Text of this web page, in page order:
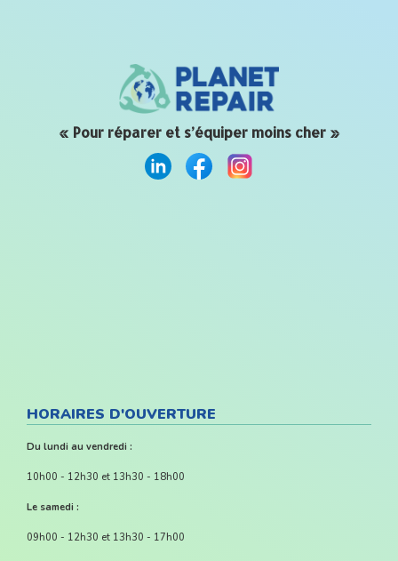
« Pour réparer et s’équiper moins cher »
HORAIRES D'OUVERTURE
Du lundi au vendredi :
10h00 - 12h30 et 13h30 - 18h00
Le samedi :
09h00 - 12h30 et 13h30 - 17h00